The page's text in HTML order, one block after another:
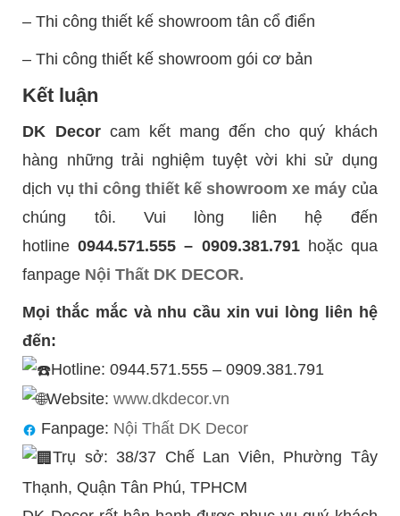
– Thi công thiết kế showroom tân cổ điển
– Thi công thiết kế showroom gói cơ bản
Kết luận
DK Decorcam kết mang đến cho quý khách
hàng những trải nghiệm tuyệt vời khi sử dụng
dịch vụ thi công thiết kế showroom xe máy của
chúng tôi. Vui lòng liên hệ đến
hotline 0944.571.555 – 0909.381.791 hoặc qua
fanpage Nội Thất DK DECOR.
Mọi thắc mắc và nhu cầu xin vui lòng liên hệ
đến:
Hotline: 0944.571.555 – 0909.381.791
Website:www.dkdecor.vn
Fanpage: Nội Thất DK Decor
Trụ sở: 38/37 Chế Lan Viên, Phường Tây
Thạnh, Quận Tân Phú, TPHCM